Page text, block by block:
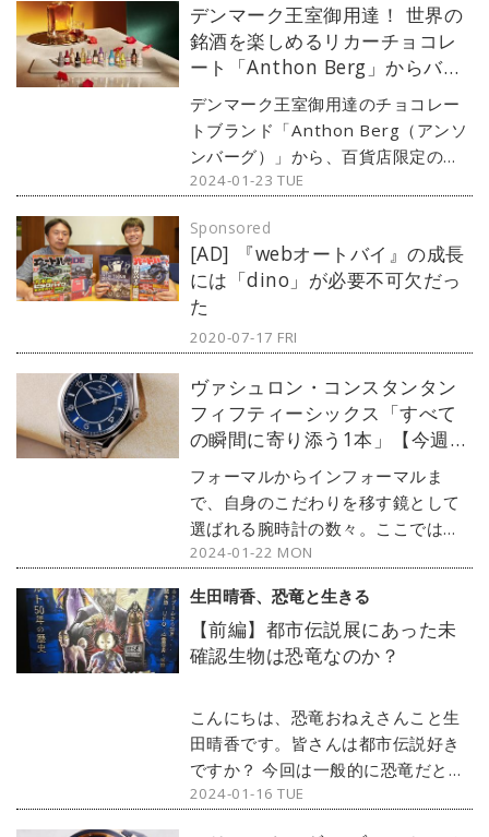
デルからアンティークまで、見る者
の感性を刺激する1本をセレクト。今
回はブライトリングのナビタイマー
から、1959年の復刻モデル『1959
リ・エディション』をご紹介しよ
う。
デンマーク王室御用達！ 世界の
銘酒を楽しめるリカーチョコレ
ート「Anthon Berg」からバレ
ンタインギフトが登場
デンマーク王室御用達のチョコレー
トブランド「Anthon Berg（アンソ
ンバーグ）」から、百貨店限定のバ
レンタインギフトが販売されます。
2024-01-23 TUE
[AD] 『webオートバイ』の成長
には「dino」が必要不可欠だっ
た
Sponsored
2020-07-17 FRI
ヴァシュロン・コンスタンタン
フィフティーシックス「すべて
の瞬間に寄り添う1本」【今週の
逸本 Vol.234】
フォーマルからインフォーマルま
で、自身のこだわりを移す鏡として
選ばれる腕時計の数々。ここではブ
ランド腕時計専門店・MOON
デルからアンティークまで、見る者
の感性を刺激する1本をセレクト。今
回はヴァシュロン・コンスタンタン
ス』をご紹介しよう。
2024-01-22 MON
【前編】都市伝説展にあった未
確認生物は恐竜なのか？
こんにちは、恐竜おねえさんこと生
田晴香です。皆さんは都市伝説好き
ですか？ 今回は一般的に恐竜だと思
われがちな、ネッシーなどの未確認
2024-01-16 TUE
生田晴香、恐竜と生きる